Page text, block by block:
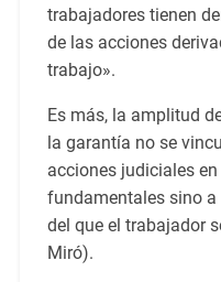
trabajadores tienen
de las acciones
trabajo».
Es más, la amplitud
la garantía no se
acciones judiciales
fundamentales sino a
del que el trabajador
Miró).